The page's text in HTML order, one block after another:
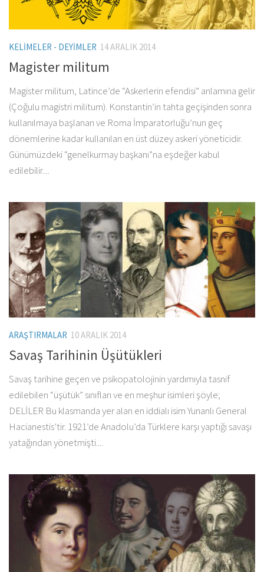
KELIMELER - DEYIMLER 14 ARALIK 2014
Magister militum
Magister militum, Latince’de “Askerlerin efendisi” anlamına gelir
(Çoğulu magistri militum). Konstantin’in tahta geçişinden sonra
kullanılmaya başlanan ve Roma İmparatorluğu’nun geç
dönemlerine kadar kullanılan en üst düzey askeri yöneticidir.
Günümüzdeki “genelkurmay başkanı”na eşdeğer kabul
edilebilir....
ARAŞTIRMALAR 10 ARALIK 2014
Savaş Tarihinin Üşütükleri
Savaş tarihine geçen ve psikopatolojinin yardımıyla tasnif
edilebilen “üşütük” sınıfları ve en meşhur isimleri şöyle;
DELİLER Bu klasmanda yer alan en iddialı isim Yunanlı General
Hacianestis’tir. 1921’de Anadolu’da Türklere karşı yaptığı savaşı
yatağından yönetmişti....